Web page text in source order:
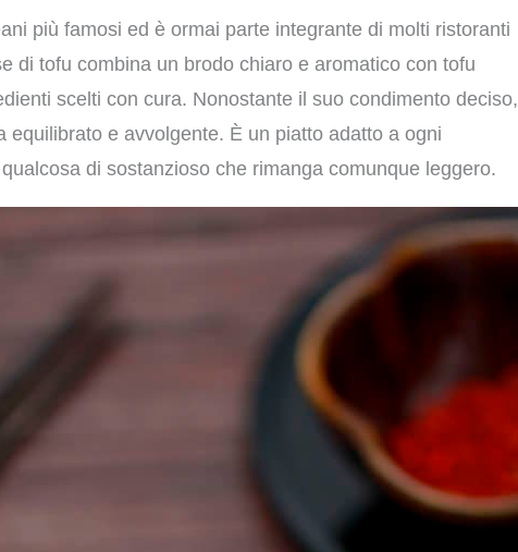
più famosi ed è ormai parte integrante di molti ristoranti
di tofu combina un brodo chiaro e aromatico con tofu
scelti con cura. Nonostante il suo condimento deciso,
e avvolgente. È un piatto adatto a ogni
di sostanzioso che rimanga comunque leggero.